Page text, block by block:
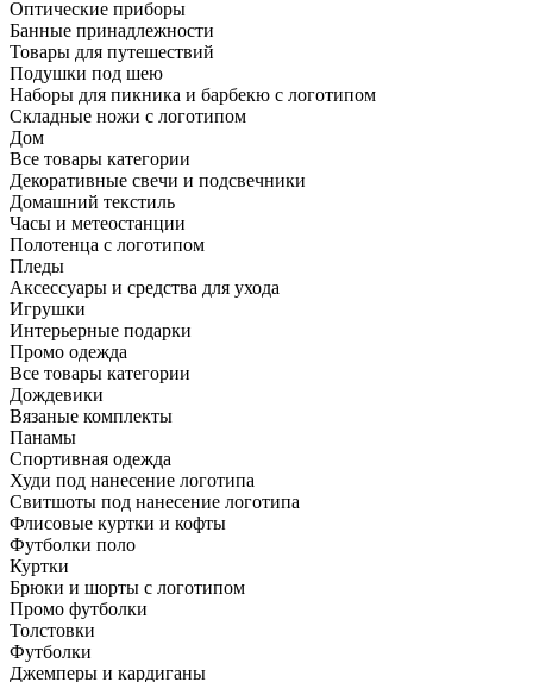
Оптические приборы
Банные принадлежности
Товары для путешествий
Подушки под шею
Наборы для пикника и барбекю с логотипом
Складные ножи с логотипом
Дом
Все товары категории
Декоративные свечи и подсвечники
Домашний текстиль
Часы и метеостанции
Полотенца с логотипом
Пледы
Аксессуары и средства для ухода
Игрушки
Интерьерные подарки
Промо одежда
Все товары категории
Дождевики
Вязаные комплекты
Панамы
Спортивная одежда
Худи под нанесение логотипа
Свитшоты под нанесение логотипа
Флисовые куртки и кофты
Футболки поло
Куртки
Брюки и шорты с логотипом
Промо футболки
Толстовки
Футболки
Джемперы и кардиганы